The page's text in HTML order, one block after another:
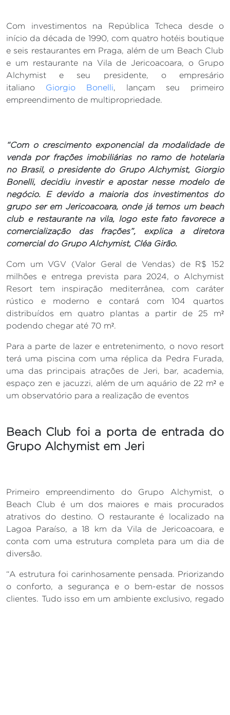
Com investimentos na República Tcheca desde o
início da década de 1990, com quatro hotéis boutique
e seis restaurantes em Praga, além de um Beach Club
e um restaurante na Vila de Jericoacoara, o Grupo
Alchymist e seu presidente, o empresário
italiano Giorgio Bonelli, lançam seu primeiro
empreendimento de multipropriedade.
“Com o crescimento exponencial da modalidade de
venda por frações imobiliárias no ramo de hotelaria
no Brasil, o presidente do Grupo Alchymist, Giorgio
Bonelli, decidiu investir e apostar nesse modelo de
negócio. E devido a maioria dos investimentos do
grupo ser em Jericoacoara, onde já temos um beach
club e restaurante na vila, logo este fato favorece a
comercialização das frações”, explica a diretora
comercial do Grupo Alchymist, Cléa Girão.
Com um VGV (Valor Geral de Vendas) de R$ 152
milhões e entrega prevista para 2024, o Alchymist
Resort tem inspiração mediterrânea, com caráter
rústico e moderno e contará com 104 quartos
distribuídos em quatro plantas a partir de 25 m²
podendo chegar até 70 m².
Para a parte de lazer e entretenimento, o novo resort
terá uma piscina com uma réplica da Pedra Furada,
uma das principais atrações de Jeri, bar, academia,
espaço zen e jacuzzi, além de um aquário de 22 m² e
um observatório para a realização de eventos
Beach Club foi a porta de entrada do
Grupo Alchymist em Jeri
Primeiro empreendimento do Grupo Alchymist, o
Beach Club é um dos maiores e mais procurados
atrativos do destino. O restaurante é localizado na
Lagoa Paraíso, a 18 km da Vila de Jericoacoara, e
conta com uma estrutura completa para um dia de
diversão.
“A estrutura foi carinhosamente pensada. Priorizando
o conforto, a segurança e o bem-estar de nossos
clientes. Tudo isso em um ambiente exclusivo, regado